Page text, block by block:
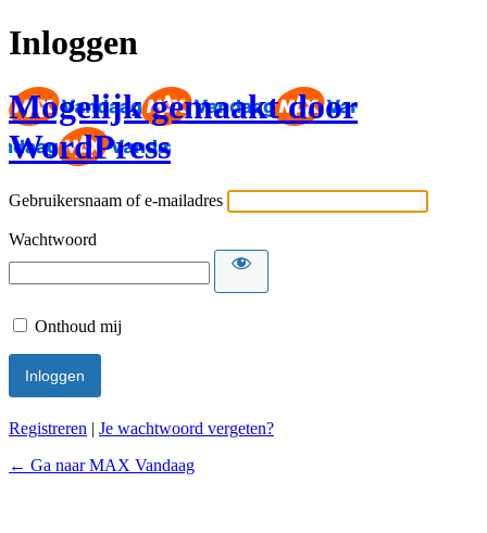
Inloggen
Mogelijk gemaakt door
WordPress
Gebruikersnaam of e-mailadres
Wachtwoord
Onthoud mij
Registreren | Je wachtwoord vergeten?
← Ga naar MAX Vandaag